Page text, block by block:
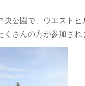
央公園で、ウエスト
さんの方が参加され